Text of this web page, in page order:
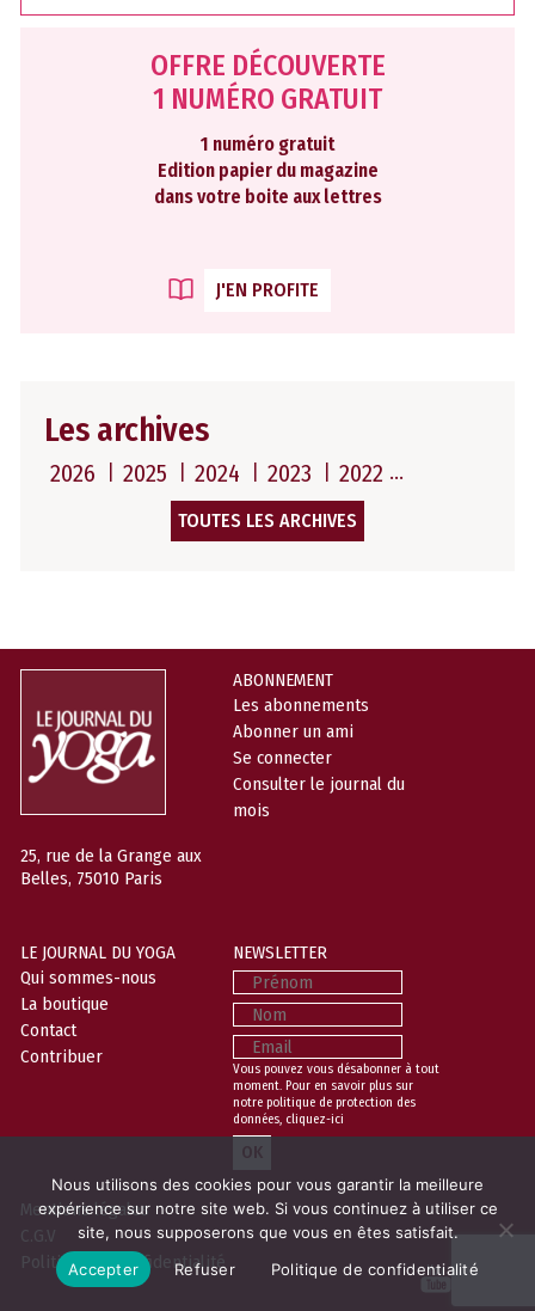
OFFRE DÉCOUVERTE
1 NUMÉRO GRATUIT
1 numéro gratuit
Edition papier du magazine
dans votre boite aux lettres
J'EN PROFITE
Les archives
2026 2025 2024 2023 2022
TOUTES LES ARCHIVES
25, rue de la Grange aux
Belles, 75010 Paris
ABONNEMENT
Les abonnements
Abonner un ami
Se connecter
Consulter le journal du
mois
LE JOURNAL DU YOGA
Qui sommes-nous
La boutique
Contact
Contribuer
NEWSLETTER
Prénom
Nom
Email
Vous pouvez vous désabonner à tout
moment. Pour en savoir plus sur
notre politique de protection des
données, cliquez-ici
Mentions légales
C.G.V
Politique de confidentialité
Nous utilisons des cookies pour vous garantir la meilleure
expérience sur notre site web. Si vous continuez à utiliser ce
site, nous supposerons que vous en êtes satisfait.
Accepter
Refuser Politique de confidentialité